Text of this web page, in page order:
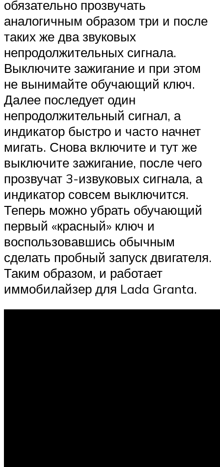
обязательно прозвучать
аналогичным образом три и после
таких же два звуковых
непродолжительных сигнала.
Выключите зажигание и при этом
не вынимайте обучающий ключ.
Далее последует один
непродолжительный сигнал, а
индикатор быстро и часто начнет
мигать. Снова включите и тут же
выключите зажигание, после чего
прозвучат 3-извуковых сигнала, а
индикатор совсем выключится.
Теперь можно убрать обучающий
первый «красный» ключ и
воспользовавшись обычным
сделать пробный запуск двигателя.
Таким образом, и работает
иммобилайзер для Lada Granta.